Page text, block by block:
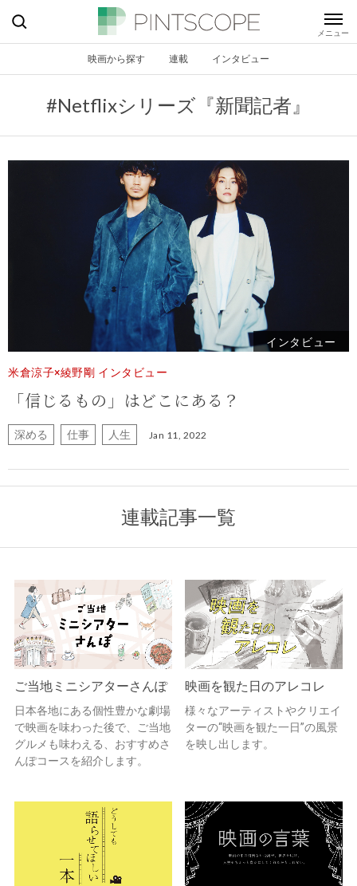
映画から探す 連載 インタビュー
#Netflixシリーズ『新聞記者』
インタビュー
米倉涼子×綾野剛 インタビュー
「信じるもの」はどこにある？
深める 仕事 人生 Jan 11, 2022
連載記事一覧
ご当地ミニシアターさんぽ
日本各地にある個性豊かな劇場
で映画を味わった後で、ご当地
グルメも味わえる、おすすめさ
んぽコースを紹介します。
映画を観た日のアレコレ
様々なアーティストやクリエイ
ターの“映画を観た一日”の風景
を映し出します。